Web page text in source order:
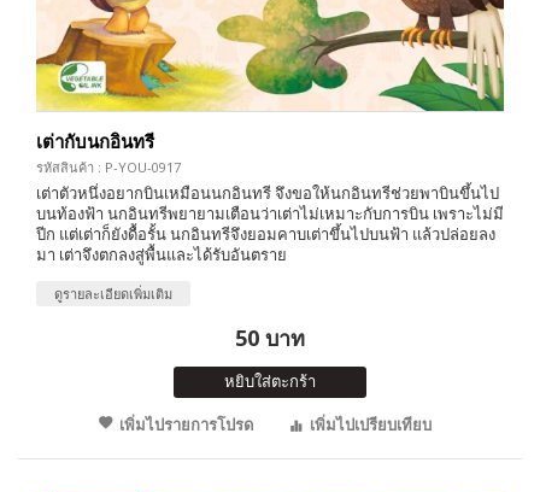
เต่ากับนกอินทรี
รหัสสินค้า : P-YOU-0917
เต่าตัวหนึ่งอยากบินเหมือนนกอินทรี จึงขอให้นกอินทรีช่วยพาบินขึ้นไป
บนท้องฟ้า นกอินทรีพยายามเตือนว่าเต่าไม่เหมาะกับการบิน เพราะไม่มี
ปีก แต่เต่าก็ยังดื้อรั้น นกอินทรีจึงยอมคาบเต่าขึ้นไปบนฟ้า แล้วปล่อยลง
มา เต่าจึงตกลงสู่พื้นและได้รับอันตราย
ดูรายละเอียดเพิ่มเติม
50 บาท
หยิบใส่ตะกร้า
เพิ่มไปรายการโปรด
เพิ่มไปเปรียบเทียบ